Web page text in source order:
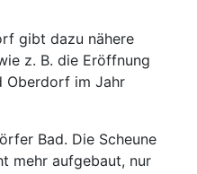
gibt dazu nähere
z. B. die Eröffnung
Oberdorf im Jahr
Bad. Die Scheune
mehr aufgebaut, nur